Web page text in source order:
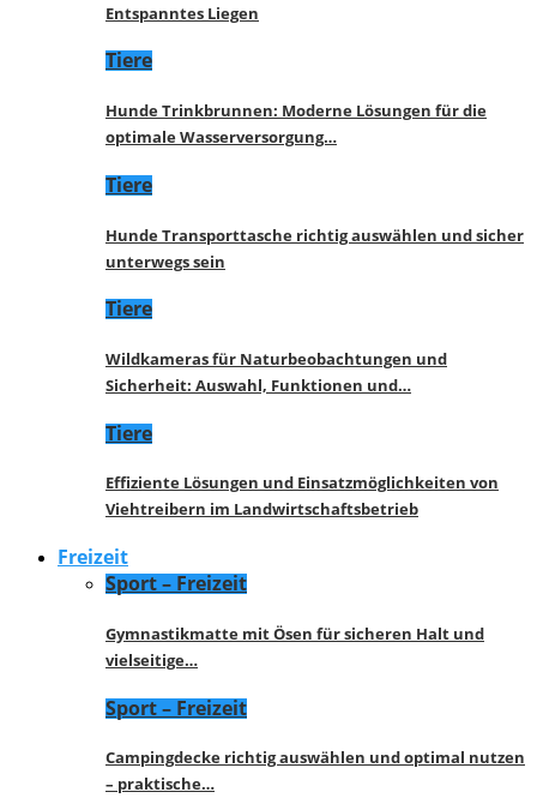
Entspanntes Liegen
Tiere
Hunde Trinkbrunnen: Moderne Lösungen für die
optimale Wasserversorgung…
Tiere
Hunde Transporttasche richtig auswählen und sicher
unterwegs sein
Tiere
Wildkameras für Naturbeobachtungen und
Sicherheit: Auswahl, Funktionen und…
Tiere
Effiziente Lösungen und Einsatzmöglichkeiten von
Viehtreibern im Landwirtschaftsbetrieb
Freizeit
Sport – Freizeit
Gymnastikmatte mit Ösen für sicheren Halt und
vielseitige…
Sport – Freizeit
Campingdecke richtig auswählen und optimal nutzen
– praktische…